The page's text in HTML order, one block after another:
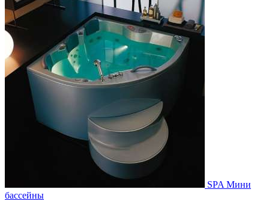
SPA Мини
бассейны